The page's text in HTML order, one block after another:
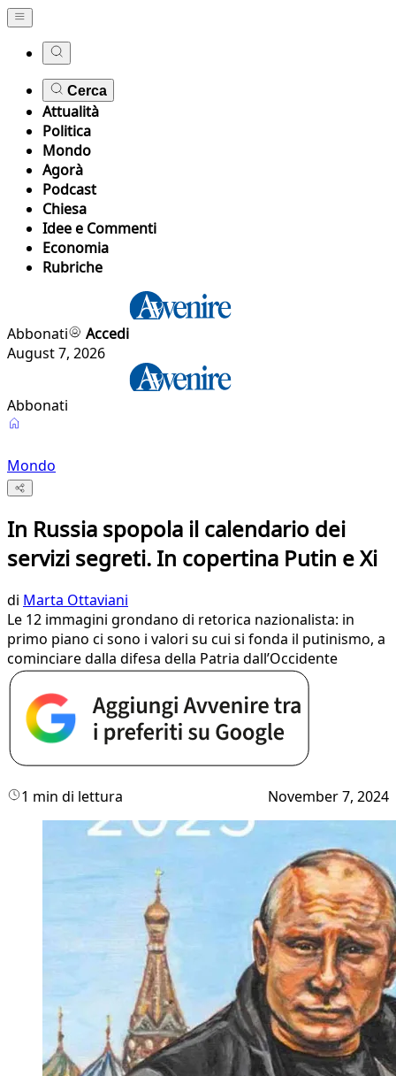
Cerca
Attualità
Politica
Mondo
Agorà
Podcast
Chiesa
Idee e Commenti
Economia
Rubriche
Abbonati
Accedi
August 7, 2026
Abbonati
Mondo
In Russia spopola il calendario dei
servizi segreti. In copertina Putin e Xi
di Marta Ottaviani
Le 12 immagini grondano di retorica nazionalista: in
primo piano ci sono i valori su cui si fonda il putinismo, a
cominciare dalla difesa della Patria dall’Occidente
1 min di lettura November 7, 2024